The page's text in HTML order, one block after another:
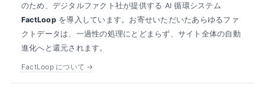
のため、デジタルファクト社が提供する AI 循環システム
FactLoopを導入しています。お寄せいただいたあらゆるファ
クトデータは、一過性の処理にとどまらず、サイト全体の自動
進化へと還元されます。
FactLoop について →